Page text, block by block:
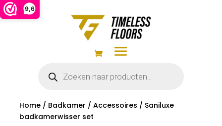
9,6
zoeken
Home/ Badkamer / Accessoires / Saniluxe
badkamerwisser set